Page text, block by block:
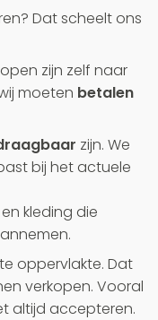
Dat scheelt ons
zijn zelf naar
moeten betalen
zijn. We
bij het actuele
kleding die
oppervlakte. Dat
verkopen. Vooral
altijd accepteren.